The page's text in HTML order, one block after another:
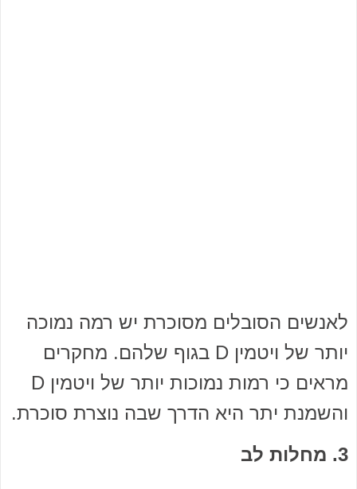
לאנשים הסובלים מסוכרת יש רמה נמוכה
יותר של ויטמין D בגוף שלהם. מחקרים
מראים כי רמות נמוכות יותר של ויטמין D
והשמנת יתר היא הדרך שבה נוצרת סוכרת.
3. מחלות לב